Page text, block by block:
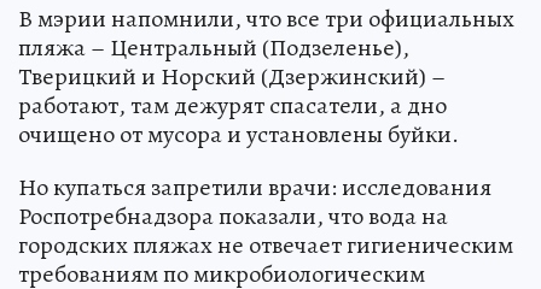
В мэрии напомнили, что все три официальных
пляжа – Центральный (Подзеленье),
Тверицкий и Норский (Дзержинский) –
работают, там дежурят спасатели, а дно
очищено от мусора и установлены буйки.
Но купаться запретили врачи: исследования
Роспотребнадзора показали, что вода на
городских пляжах не отвечает гигиеническим
требованиям по микробиологическим